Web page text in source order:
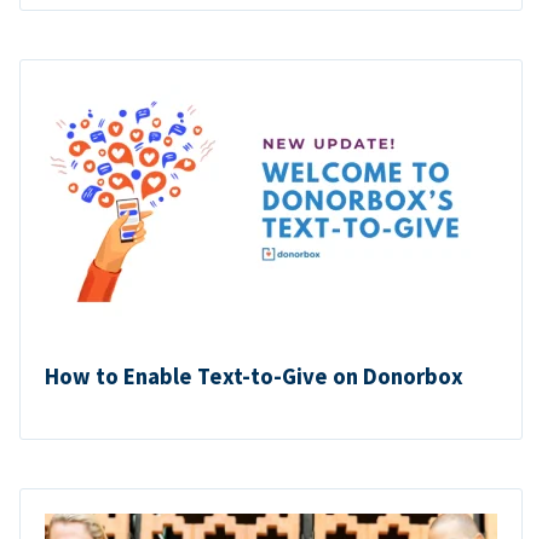
How to Enable Text-to-Give on Donorbox